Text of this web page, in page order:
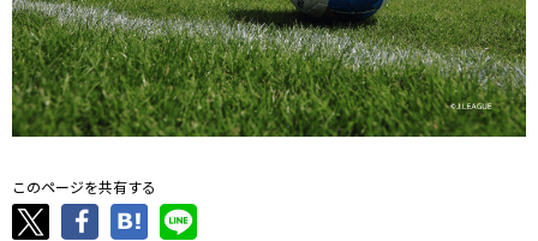
このページを共有する